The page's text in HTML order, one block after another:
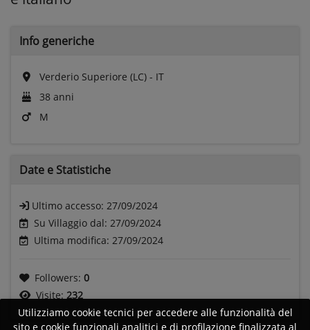
Info generiche
Verderio Superiore (LC) - IT
38 anni
M
Date e Statistiche
Ultimo accesso: 27/09/2024
Su Villaggio dal: 27/09/2024
Ultima modifica: 27/09/2024
Followers: 0
Visite: 232
Utilizziamo cookie tecnici per accedere alle funzionalità del
sito e cookie funzionali analitici e di profilazione finalizzata al